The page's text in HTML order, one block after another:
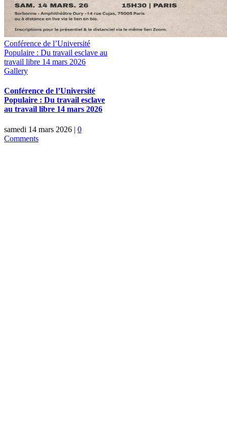
Conférence de l’Université
Populaire : Du travail esclave au
travail libre 14 mars 2026
Gallery
Conférence de l’Université
Populaire : Du travail esclave
au travail libre 14 mars 2026
samedi 14 mars 2026 | 0
Comments